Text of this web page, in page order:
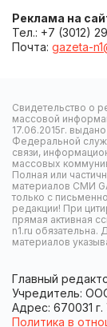
Реклама на
Тел.: +7 (3012)
Почта: gazeta-
Свидетельство о
массовой
17.06.2015г.
Федеральной
связи,
массовых
Полная или
материалов СМИ
только с
редакции! При
прямая активная
n1.ru обязательна.
материалов
Главный
Учредитель:
Адрес: 670031
Политика в